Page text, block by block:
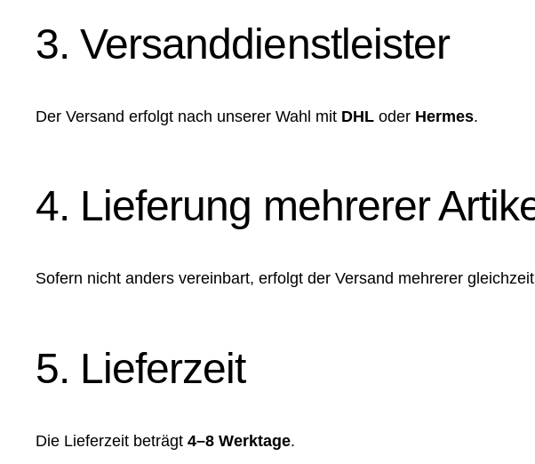
3. Versanddienstleister
Der Versand erfolgt nach unserer Wahl mit DHL oder Hermes.
4. Lieferung mehrerer
Sofern nicht anders vereinbart, erfolgt der Versand mehrerer
5. Lieferzeit
Die Lieferzeit beträgt 4–8 Werktage.